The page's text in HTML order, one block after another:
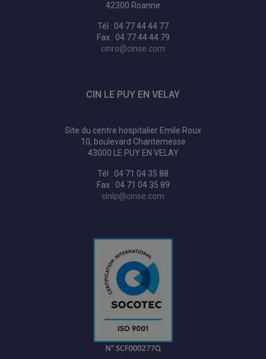
42300 Roanne
Tél : 04 77 44 44 77
Fax : 04 77 44 44 79
cinro@cinse.com
CIN LE PUY EN VELAY
Site du centre hospitalier Emile Roux
10, boulevard Chantemesse
43000 LE PUY EN VELAY
Tél : 04 71 04 35 88
Fax : 04 71 04 35 89
cinlp@cinse.com